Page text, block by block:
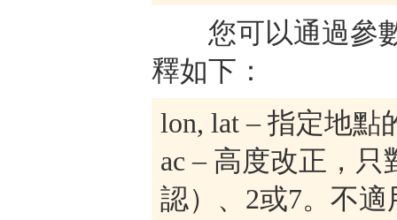
您可以通過參數
釋如下：
lon, lat – 指定地點
ac – 高度改正，
認）、2或7。不